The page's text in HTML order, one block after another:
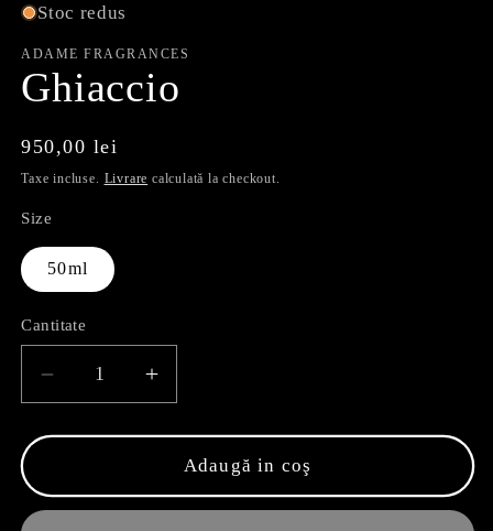
în
modal
Stoc redus
ADAME FRAGRANCES
Ghiaccio
Preț
obișnuit
950,00 lei
Taxe incluse. Livrare calculată la checkout.
Size
50ml
Cantitate
Reduceți
cantitatea
pentru
Creșteți
cantitatea
pentru
Ghiaccio
Adaugă in coş